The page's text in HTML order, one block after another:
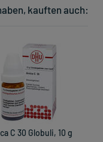
kauften auch:
C 30 Globuli, 10 g